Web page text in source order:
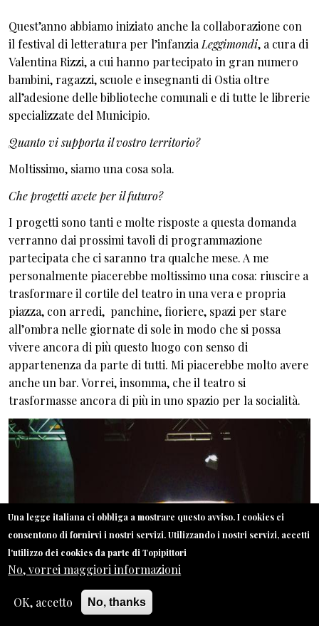
Quest’anno abbiamo iniziato anche la collaborazione con
il festival di letteratura per l’infanzia Leggimondi, a cura di
Valentina Rizzi, a cui hanno partecipato in gran numero
bambini, ragazzi, scuole e insegnanti di Ostia oltre
all’adesione delle biblioteche comunali e di tutte le librerie
specializzate del Municipio.
Quanto vi supporta il vostro territorio?
Moltissimo, siamo una cosa sola.
Che progetti avete per il futuro?
I progetti sono tanti e molte risposte a questa domanda
verranno dai prossimi tavoli di programmazione
partecipata che ci saranno tra qualche mese. A me
personalmente piacerebbe moltissimo una cosa: riuscire a
trasformare il cortile del teatro in una vera e propria
piazza, con arredi, panchine, fioriere, spazi per stare
all’ombra nelle giornate di sole in modo che si possa
vivere ancora di più questo luogo con senso di
appartenenza da parte di tutti. Mi piacerebbe molto avere
anche un bar. Vorrei, insomma, che il teatro si
trasformasse ancora di più in uno spazio per la socialità.
Una legge italiana ci obbliga a mostrare questo avviso. I cookies ci
consentono di fornirvi i nostri servizi. Utilizzando i nostri servizi, accetti
l'utilizzo dei cookies da parte di Topipittori
No, vorrei maggiori informazioni
OK, accetto No, thanks